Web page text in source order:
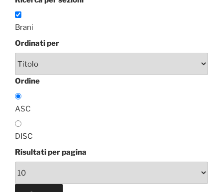
Brani
Ordinati per
Ordine
ASC
DISC
Risultati per pagina